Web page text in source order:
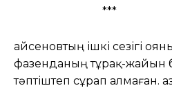
***
Қайсеновтың ішкі сезігі
фазенданың тұрақ-жайын
тәптіштеп сұрап алмаған.